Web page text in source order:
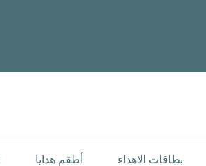
بطاقات الاهداء أطقم هدايا